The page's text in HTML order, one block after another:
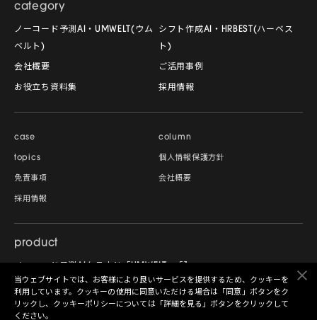
当ウェブサイトでは、お客様により良いサービスを提供するため、クッキーを
利用しています。クッキーの使用に同意いただける場合は「同意」ボタンをク
リックし、クッキーポリシーについては「詳細を見る」ボタンをクリックして
ください。
category
ノーコード予測AI・UMWELT(ウム
ベルト)
シフト作成AI・HRBEST(ハーベス
ト)
会社概要 ご活用事例
お役立ち資料集 採用情報
case column
topics 個人情報保護方針
免責事項 会社概要
採用情報
product
シフト自動作成AIクラウド「HRBEST」